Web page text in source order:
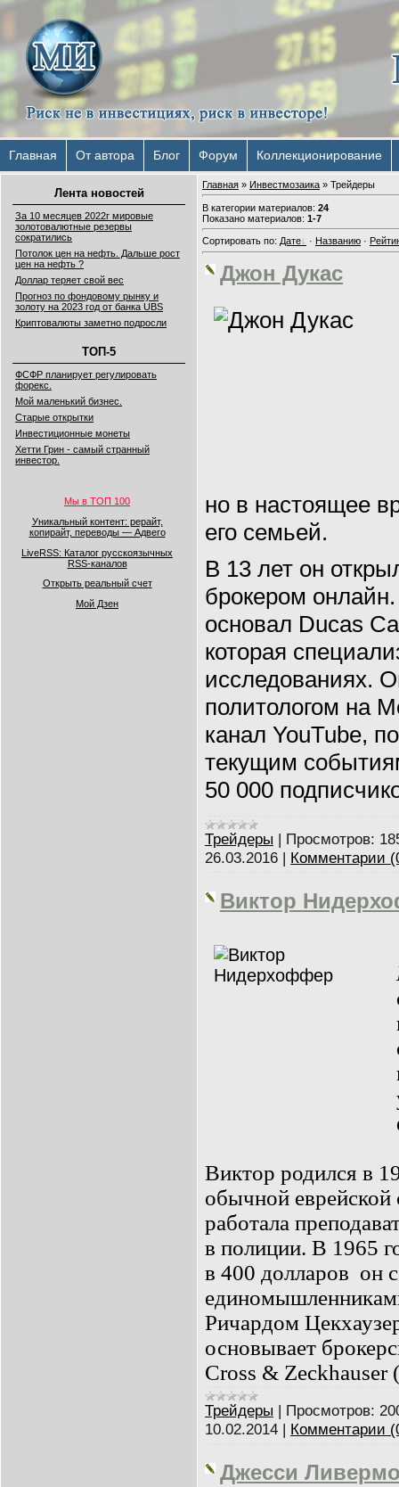
Главная От автора Блог Форум Коллекционирование
Лента новостей
За 10 месяцев 2022г мировые
золотовалютные резервы
сократились
Потолок цен на нефть. Дальше рост
цен на нефть ?
Доллар теряет свой вес
Прогноз по фондовому рынку и
золоту на 2023 год от банка UBS
Криптовалюты заметно подросли
ТОП-5
ФСФР планирует регулировать
форекс.
Мой маленький бизнес.
Старые открытки
Инвестиционные монеты
Хетти Грин - самый странный
инвестор.
Мы в ТОП 100
Уникальный контент: рерайт,
копирайт, переводы — Адвего
LiveRSS: Каталог русскоязычных
RSS-каналов
Открыть реальный счет
Мой Дзен
Главная » Инвестмозаика » Трейдеры
В категории материалов: 24
Показано материалов: 1-7
Сортировать по: Дате · Названию ·
Джон Дукас
но в настоящее
его семьей.
В 13 лет он
брокером
основал Ducas
которая
исследованиях.
политологом на
канал YouTube,
текущим
50 000
Трейдеры | Просмотров:
26.03.2016 | Комментарии
Виктор
Виктор родился в
обычной
работала
в полиции. В 1965
в 400 долларов он
Ричардом
основывает
Cross & Zeckhauser
Трейдеры | Просмотров:
10.02.2014 | Комментарии
Джесси